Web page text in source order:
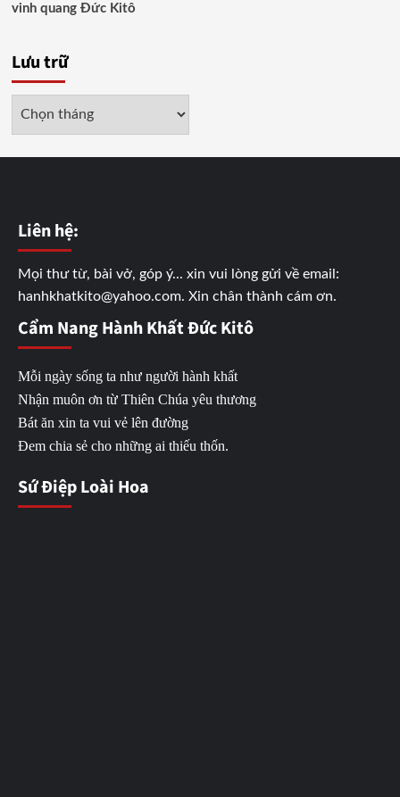
vinh quang Đức Kitô
Lưu trữ
Liên hệ:
Mọi thư từ, bài vở, góp ý... xin vui lòng gửi về email:
hanhkhatkito@yahoo.com. Xin chân thành cám ơn.
Cẩm Nang Hành Khất Đức Kitô
Mỗi ngày sống ta như người hành khất
Nhận muôn ơn từ Thiên Chúa yêu thương
Bát ăn xin ta vui vẻ lên đường
Đem chia sẻ cho những ai thiếu thốn.
Sứ Điệp Loài Hoa